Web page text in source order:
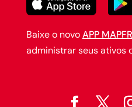
Baixe o novoAPP
administrar seus ativos